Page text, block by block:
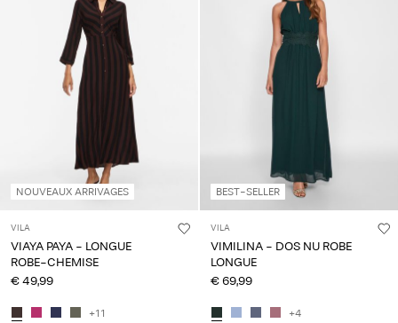
NOUVEAUX ARRIVAGES
VILA
VIAYA PAYA - LONGUE
ROBE-CHEMISE
€ 49,99
+11
BEST-SELLER
VILA
VIMILINA - DOS NU ROBE
LONGUE
€ 69,99
+4